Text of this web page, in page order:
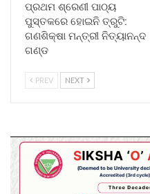
ପ୍ରଥମ ଶ୍ରେଣୀ ପାଠ୍ୟ
ପୁସ୍ତକରେ ହୋଇନି ତ୍ରୁଟି:
ଗଣଶିକ୍ଷା ମନ୍ତ୍ରୀ ନିତ୍ୟାନନ୍ଦ
ଗଣ୍ଡ
PREV NEXT